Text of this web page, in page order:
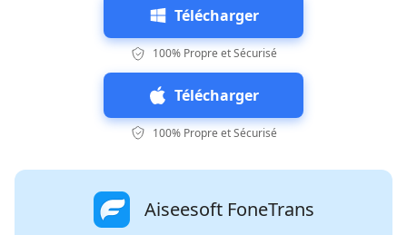
Télécharger
100% Propre et Sécurisé
Télécharger
100% Propre et Sécurisé
Aiseesoft FoneTrans